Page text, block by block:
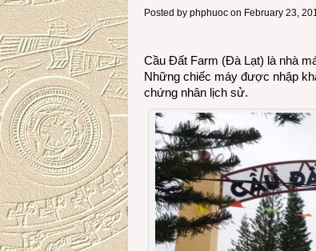
Posted by phphuoc on February 23,
Cầu Đất Farm (Đà Lạt) là nhà
Những chiếc máy được nhập
chứng nhân lịch sử.